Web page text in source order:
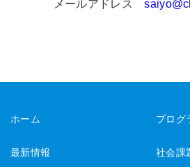
メールアドレス
ホーム
最新情報
プログ
社会課